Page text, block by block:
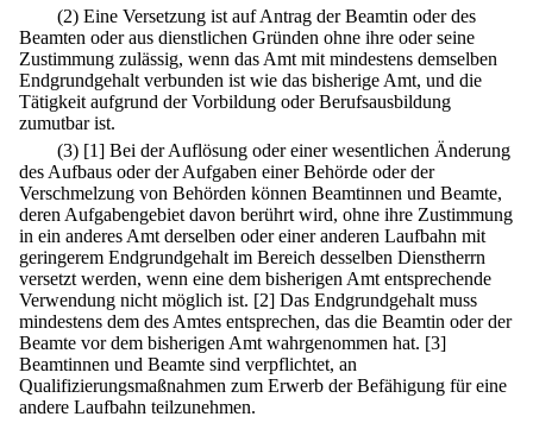
(2) Eine Versetzung ist auf Antrag der Beamtin oder des
Beamten oder aus dienstlichen Gründen ohne ihre oder seine
Zustimmung zulässig, wenn das Amt mit mindestens demselben
Endgrundgehalt verbunden ist wie das bisherige Amt, und die
Tätigkeit aufgrund der Vorbildung oder Berufsausbildung
zumutbar ist.
(3) [1] Bei der Auflösung oder einer wesentlichen Änderung
des Aufbaus oder der Aufgaben einer Behörde oder der
Verschmelzung von Behörden können Beamtinnen und Beamte,
deren Aufgabengebiet davon berührt wird, ohne ihre Zustimmung
in ein anderes Amt derselben oder einer anderen Laufbahn mit
geringerem Endgrundgehalt im Bereich desselben Dienstherrn
versetzt werden, wenn eine dem bisherigen Amt entsprechende
Verwendung nicht möglich ist. [2] Das Endgrundgehalt muss
mindestens dem des Amtes entsprechen, das die Beamtin oder der
Beamte vor dem bisherigen Amt wahrgenommen hat. [3]
Beamtinnen und Beamte sind verpflichtet, an
Qualifizierungsmaßnahmen zum Erwerb der Befähigung für eine
andere Laufbahn teilzunehmen.